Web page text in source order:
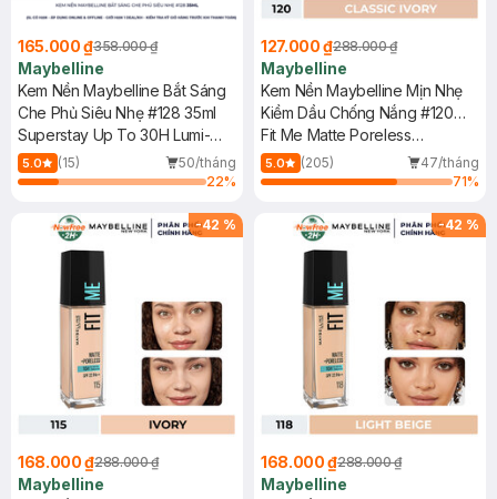
165.000 ₫358.000 ₫
Maybelline
Kem Nền Maybelline Bắt Sáng
Che Phủ Siêu Nhẹ #128 35ml
Superstay Up To 30H Lumi-
Matte Foundation SPF16 PA+++
5.0 (15)
50/tháng
22%
127.000 ₫288.000 ₫
Maybelline
Kem Nền Maybelline Mịn Nhẹ
Kiềm Dầu Chống Nắng #120
30ml
Fit Me Matte Poreless
Foundation SPF 22 PA+++ #120
Classic Ivory
5.0 (205)
47/tháng
71%
-42 %
168.000 ₫288.000 ₫
Maybelline
-42 %
168.000 ₫288.000 ₫
Maybelline